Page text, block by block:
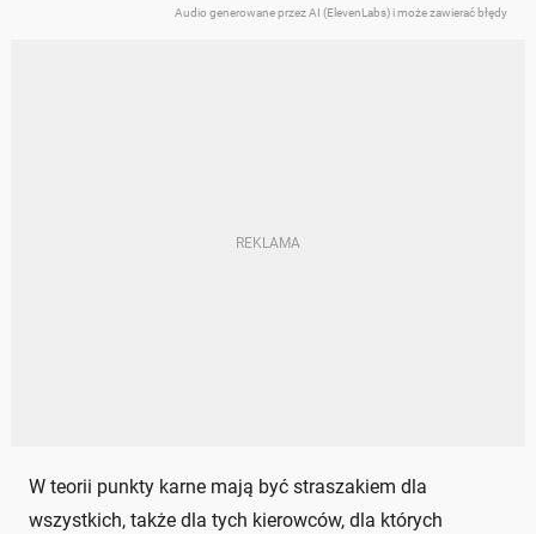
Audio generowane przez AI (ElevenLabs) i może zawierać błędy
W teorii punkty karne mają być straszakiem dla
wszystkich, także dla tych kierowców, dla których